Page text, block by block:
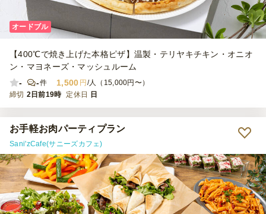
オードブル
【400℃で焼き上げた本格ピザ】温製・テリヤキチキン・オニオ
ン・マヨネーズ・マッシュルーム
-
-件 1,500 円 /人（15,000円〜）
締切 2日前19時 定休日 日
お手軽お肉パーティプラン
Sani'zCafe(サニーズカフェ)